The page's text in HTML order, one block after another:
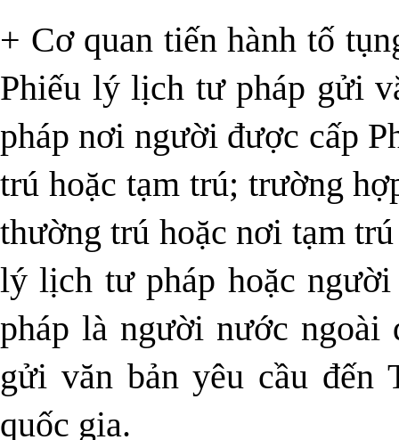
+ Cơ quan tiến hành tố
Phiếu lý lịch tư pháp gửi
pháp nơi người được cấp
trú hoặc tạm trú; trường
thường trú hoặc nơi tạm
lý lịch tư pháp hoặc
pháp là người nước
gửi văn bản yêu cầu
quốc gia.